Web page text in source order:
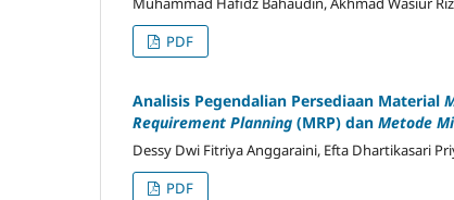
PDF
Analisis Pegendalian Persediaan Material
Requirement Planning (MRP) dan Metode
Dessy Dwi Fitriya Anggaraini, Efta Dhartikasari
PDF